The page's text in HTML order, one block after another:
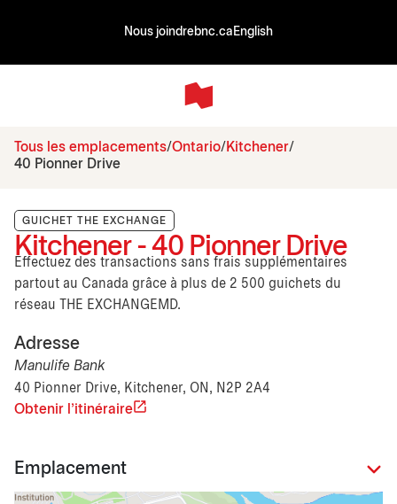
Nous joindrebnc.ca English
Tous les emplacements Ontario Kitchener
40 Pionner Drive
GUICHET THE EXCHANGE
Kitchener - 40 Pionner Drive
Effectuez des transactions sans frais supplémentaires
partout au Canada grâce à plus de 2 500 guichets du
réseau THE EXCHANGEMD.
Adresse
Manulife Bank
40 Pionner Drive, Kitchener, ON, N2P 2A4
Obtenir l'itinéraire
Emplacement